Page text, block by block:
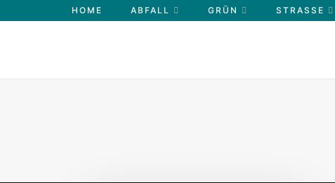
HOME ABFALL GRÜN STRASSE